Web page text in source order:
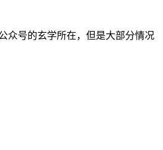
众号的玄学所在，但是大部分情况